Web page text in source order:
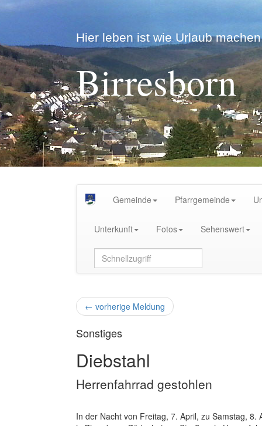
Hier leben ist wie Urlaub
Birresborn
Gemeinde Pfarrgemeinde
Unterkunft Fotos Sehenswert
← vorherige Meldung
Sonstiges
Diebstahl
Herrenfahrrad gestohlen
In der Nacht von Freitag, 7. April, zu Samstag,